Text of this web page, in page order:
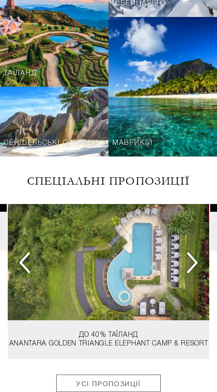
ТАЇЛАНД
ШВЕЙЦАРІЯ
СЕЙШЕЛЬСЬКІ ОСТРОВИ МАВРИКІЙ
СПЕЦІАЛЬНІ ПРОПОЗИЦІЇ
ANANTARA GOLDEN TRIANGLE ELEPHANT CAMP & RESORT
ДО 40% ТАЇЛАНД
УСІ ПРОПОЗИЦІЇ